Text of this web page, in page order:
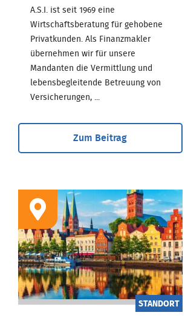
A.S.I. ist seit 1969 eine
Wirtschaftsberatung für gehobene
Privatkunden. Als Finanzmakler
übernehmen wir für unsere
Mandanten die Vermittlung und
lebensbegleitende Betreuung von
Versicherungen, ...
Zum Beitrag
STANDORT